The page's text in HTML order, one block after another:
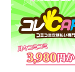
ン
町
体